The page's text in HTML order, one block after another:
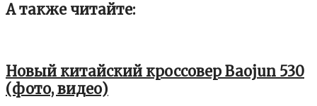
А также читайте:
Новый китайский кроссовер Baojun 530
(фото, видео)